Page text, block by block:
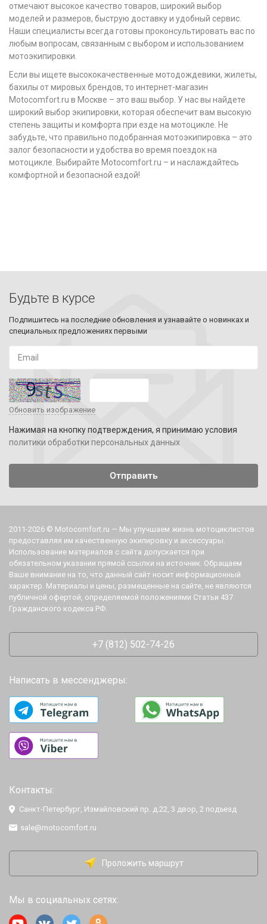
отмечают высокое качество товаров, широкий выбор
моделей и размеров, быструю доставку и удобный сервис.
Наши специалисты всегда готовы проконсультировать вас по
любым вопросам, связанным с выбором и использованием
мотоэкипировки.
Если вы ищете высококачественные мотодождевики, жилеты,
бахилы от мировых брендов, то интернет-магазин
Motocomfort.ru в Москве – это ваш выбор. У нас вы найдете
широкий выбор экипировки, которая обеспечит вам высокую
степень защиты и комфорта при езде на мотоцикле. Не
забудьте, что правильно подобранная мотоэкипировка – это
залог безопасности и удобства во время поездок на
мотоцикле. Выбирайте Motocomfort.ru – и наслаждайтесь
комфортной и безопасной ездой!
Будьте в курсе
Подпишитесь на последние обновления и узнавайте о новинках и
специальных предложениях первыми
Обновить изображение
Нажимая на кнопку подтверждения, я принимаю условия
политики обработки персональных данных
2011-2026 © Motocomfort.ru — Мы улучшаем жизнь мотоциклистов
предоставляя им качественную экипировку и аксессуары.
Использование материалов с сайта допускается при
обязательном указании прямой ссылки на источник. Обращаем
Ваше внимание на то, что данный сайт носит информационный
характер. Материалы и цены, размещенные на сайте, не являются
публичной офертой, определяемой положениями Статьи 437
Гражданского кодекса РФ.
+7 (812) 502-74-26
Написать в мессенджеры:
Контакты:
Санкт-Петербург, Измайловский пр. д.22, 3 двор, 2 подъезд
sale@motocomfort.ru
Проложить маршрут
Мы в социальных сетях: